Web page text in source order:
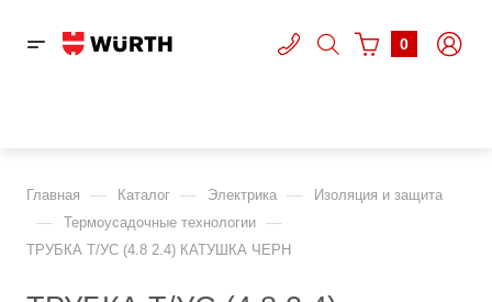
0
Главная — Каталог — Электрика — Изоляция и защита
— Термоусадочные технологии —
ТРУБКА Т/УС (4.8 2.4) КАТУШКА ЧЕРН